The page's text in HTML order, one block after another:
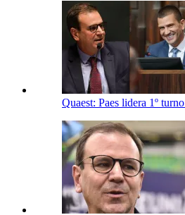
Quaest: Paes lidera 1º